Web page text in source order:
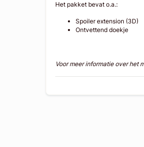
Het pakket bevat o.a.:
Spoiler extension (3D)
Ontvettend doekje
Voor meer informatie over het